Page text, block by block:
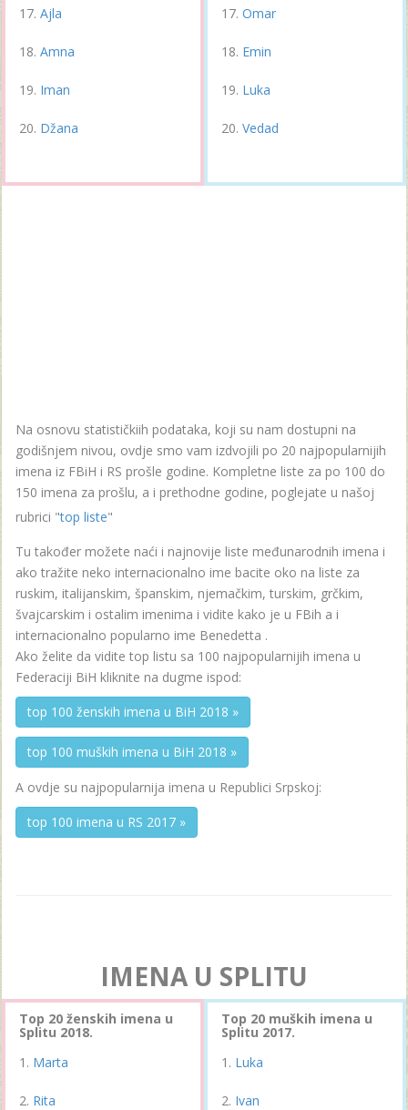
Ajla
Amna
Iman
Džana
Omar
Emin
Luka
Vedad
Na osnovu statističkiih podataka, koji su nam dostupni na
godišnjem nivou, ovdje smo vam izdvojili po 20 najpopularnijih
imena iz FBiH i RS prošle godine. Kompletne liste za po 100 do
150 imena za prošlu, a i prethodne godine, poglejate u našoj
rubrici "top liste"
Tu također možete naći i najnovije liste međunarodnih imena i
ako tražite neko internacionalno ime bacite oko na liste za
ruskim, italijanskim, španskim, njemačkim, turskim, grčkim,
švajcarskim i ostalim imenima i vidite kako je u FBih a i
internacionalno popularno ime Benedetta .
Ako želite da vidite top listu sa 100 najpopularnijih imena u
Federaciji BiH kliknite na dugme ispod:
top 100 ženskih imena u BiH 2018 »
top 100 muških imena u BiH 2018 »
A ovdje su najpopularnija imena u Republici Srpskoj:
top 100 imena u RS 2017 »
IMENA U SPLITU
Top 20 ženskih imena u
Splitu 2018.
Marta
Rita
Top 20 muških imena u
Splitu 2017.
Luka
Ivan